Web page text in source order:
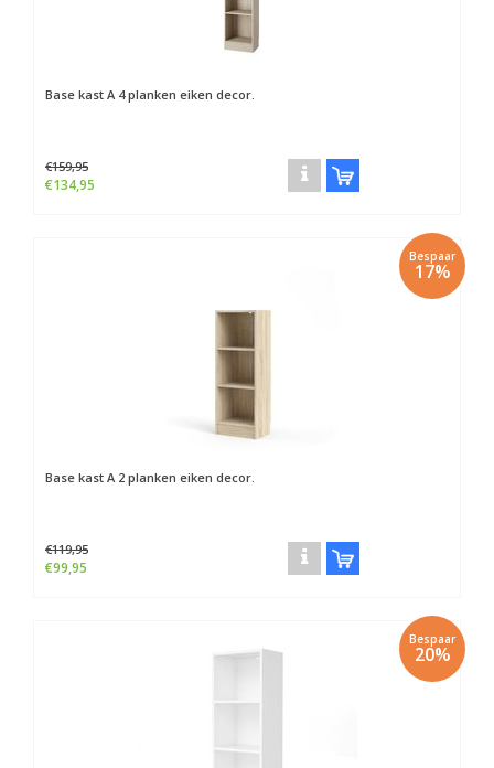
Base kast A 4 planken eiken decor.
€159,95
€134,95
Bespaar
17%
Base kast A 2 planken eiken decor.
€119,95
€99,95
Bespaar
20%